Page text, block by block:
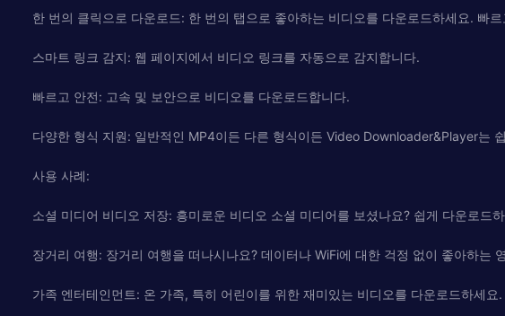
한 번의 클릭으로 다운로드: 한 번의 탭으로 좋아하는 비디오를 다운로드하세요. 빠
스마트 링크 감지: 웹 페이지에서 비디오 링크를 자동으로 감지합니다.
빠르고 안전: 고속 및 보안으로 비디오를 다운로드합니다.
다양한 형식 지원: 일반적인 MP4이든 다른 형식이든 Video Downloader&Player는
사용 사례:
소셜 미디어 비디오 저장: 흥미로운 비디오 소셜 미디어를 보셨나요? 쉽게 다운로드
장거리 여행: 장거리 여행을 떠나시나요? 데이터나 WiFi에 대한 걱정 없이 좋아하는
가족 엔터테인먼트: 온 가족, 특히 어린이를 위한 재미있는 비디오를 다운로드하세요.